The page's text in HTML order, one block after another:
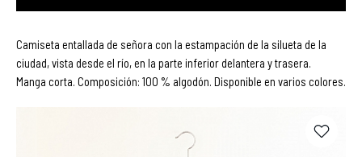
Camiseta entallada de señora con la estampación de la silueta de la
ciudad, vista desde el río, en la parte inferior delantera y trasera.
Manga corta. Composición: 100 % algodón. Disponible en varios colores.